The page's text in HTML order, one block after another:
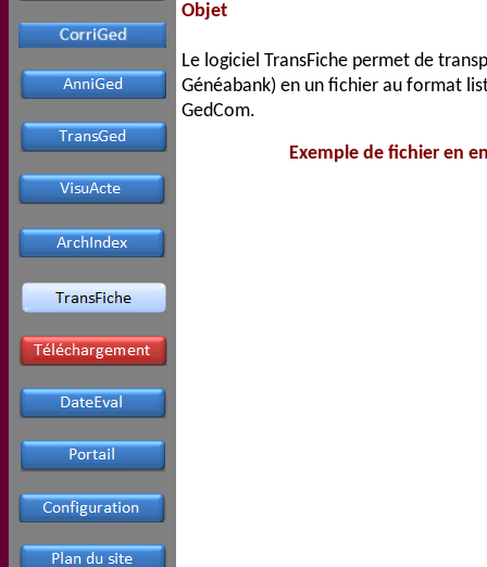
Objet
Le logiciel TransFiche permet de
Généabank) en un fichier au format
GedCom.
Exemple de fichier en